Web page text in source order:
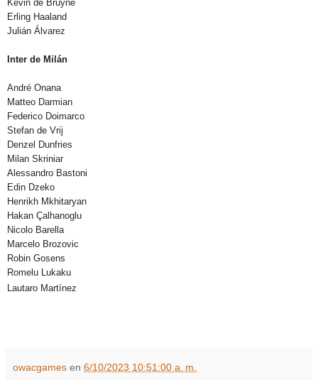
Kevin de Bruyne
Erling Haaland
Julián Álvarez
Inter de Milán
André Onana
Matteo Darmian
Federico Doimarco
Stefan de Vrij
Denzel Dunfries
Milan Skriniar
Alessandro Bastoni
Edin Dzeko
Henrikh Mkhitaryan
Hakan Çalhanoglu
Nicolo Barella
Marcelo Brozovic
Robin Gosens
Romelu Lukaku
Lautaro Martínez
owacgames en 6/10/2023 10:51:00 a. m.